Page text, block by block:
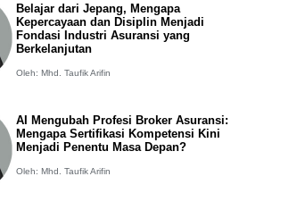
Belajar dari Jepang, Mengapa
Kepercayaan dan Disiplin Menjadi
Fondasi Industri Asuransi yang
Berkelanjutan
Oleh: Mhd. Taufik Arifin
AI Mengubah Profesi Broker Asuransi:
Mengapa Sertifikasi Kompetensi Kini
Menjadi Penentu Masa Depan?
Oleh: Mhd. Taufik Arifin